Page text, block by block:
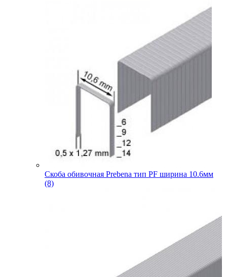
Скоба обивочная Prebena тип PF ширина 10.6мм
(8)